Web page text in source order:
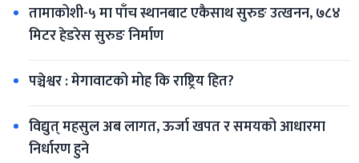
तामाकोशी-५ मा पाँच स्थानबाट एकैसाथ सुरुङ उत्खनन, ७८४
मिटर हेडरेस सुरुङ निर्माण
पञ्चेश्वर : मेगावाटको मोह कि राष्ट्रिय हित?
विद्युत् महसुल अब लागत, ऊर्जा खपत र समयको आधारमा
निर्धारण हुने